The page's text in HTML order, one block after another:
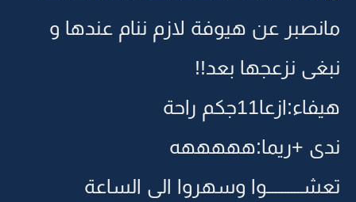
مانصبر عن هيوفة لازم ننام عندها و
نبغى نزعجها بعد!!
هيفاء:ازعا11جكم راحة
ندى +ريما:هههههه
تعشـــــــــــوا وسهروا الى الساعة